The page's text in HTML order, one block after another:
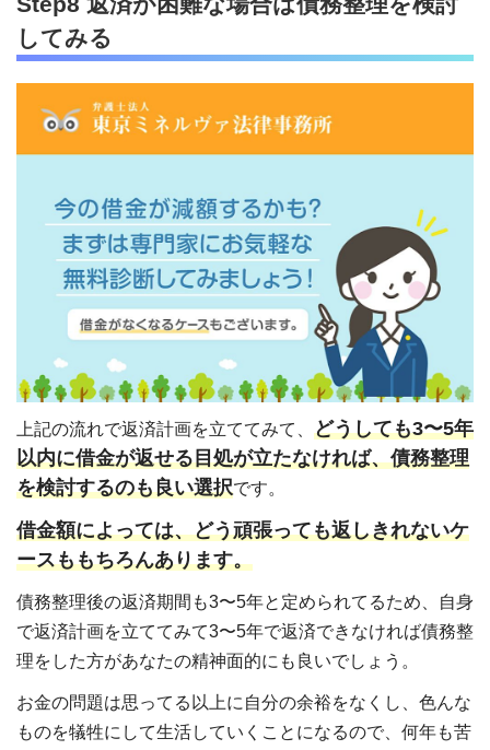
してみる
上記の流れで返済計画を立ててみて、 どうしても3〜5年
以内に借金が返せる目処が立たなければ、債務整理
を検討するのも良い選択です。
借金額によっては、どう頑張っても返しきれないケ
ースももちろんあります。
債務整理後の返済期間も3〜5年と定められてるため、自身
で返済計画を立ててみて3〜5年で返済できなければ債務整
理をした方があなたの精神面的にも良いでしょう。
お金の問題は思ってる以上に自分の余裕をなくし、色んな
ものを犠牲にして生活していくことになるので、何年も苦